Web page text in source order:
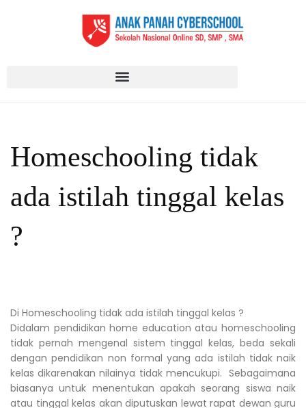
Homeschooling tidak
ada istilah tinggal kelas
?
Di Homeschooling tidak ada istilah tinggal kelas ?
Didalam pendidikan home education atau homeschooling
tidak pernah mengenal sistem tinggal kelas, beda sekali
dengan pendidikan non formal yang ada istilah tidak naik
kelas dikarenakan nilainya tidak mencukupi. Sebagaimana
biasanya untuk menentukan apakah seorang siswa naik
atau tinggal kelas akan diputuskan lewat rapat dewan guru